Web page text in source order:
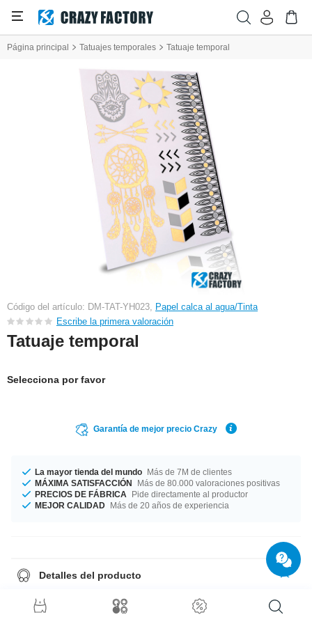
Página principal Tatuajes temporales Tatuaje temporal
Código del artículo: DM-TAT-YH023, Papel calca al agua/Tinta
Escribe la primera valoración
Tatuaje temporal
Selecciona por favor
Garantía de mejor precio Crazy
La mayor tienda del mundo Más de 7M de clientes
MÁXIMA SATISFACCIÓN
Más de 80.000 valoraciones positivas
PRECIOS DE FÁBRICA
Pide directamente al productor
MEJOR CALIDAD Más de 20 años de experiencia
Detalles del producto
elimina facilmente con agua.